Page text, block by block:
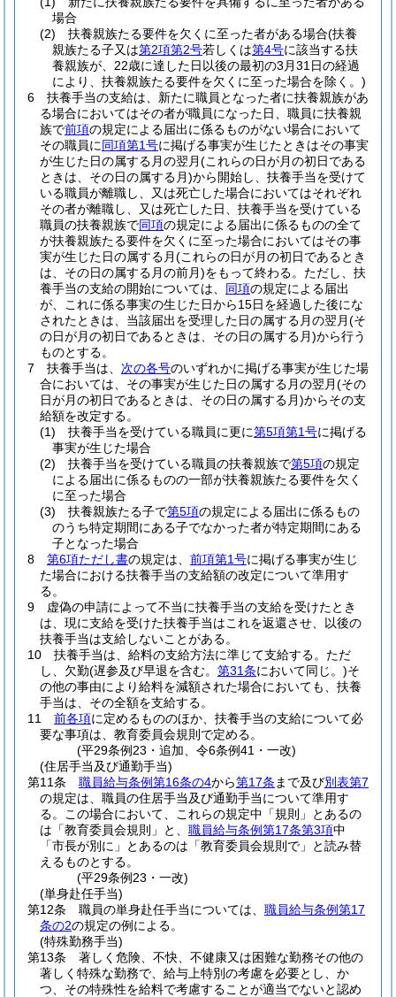
場合
(2)
扶養親族たる要件を欠くに至った者がある場合(扶養
親族たる子又は第2項第2号若しくは第4号に該当する扶
養親族が、22歳に達した日以後の最初の3月31日の経過
により、扶養親族たる要件を欠くに至った場合を除く。)
6
扶養手当の支給は、新たに職員となった者に扶養親族があ
る場合においてはその者が職員になった日、職員に扶養親
族で前項の規定による届出に係るものがない場合において
その職員に同項第1号に掲げる事実が生じたときはその事実
が生じた日の属する月の翌月(これらの日が月の初日である
ときは、その日の属する月)から開始し、扶養手当を受けて
いる職員が離職し、又は死亡した場合においてはそれぞれ
その者が離職し、又は死亡した日、扶養手当を受けている
職員の扶養親族で同項の規定による届出に係るものの全て
が扶養親族たる要件を欠くに至った場合においてはその事
実が生じた日の属する月(これらの日が月の初日であるとき
は、その日の属する月の前月)をもって終わる。 ただし、扶
養手当の支給の開始については、 同項の規定による届出
が、これに係る事実の生じた日から15日を経過した後にな
されたときは、当該届出を受理した日の属する月の翌月(そ
の日が月の初日であるときは、その日の属する月)から行う
ものとする。
7
扶養手当は、 次の各号のいずれかに掲げる事実が生じた場
合においては、その事実が生じた日の属する月の翌月(その
日が月の初日であるときは、その日の属する月)からその支
給額を改定する。
(1)
扶養手当を受けている職員に更に第5項第1号に掲げる
事実が生じた場合
(2)
扶養手当を受けている職員の扶養親族で第5項の規定
による届出に係るものの一部が扶養親族たる要件を欠く
に至った場合
(3)
扶養親族たる子で第5項の規定による届出に係るもの
のうち特定期間にある子でなかった者が特定期間にある
子となった場合
8
第6項ただし書の規定は、 前項第1号に掲げる事実が生じ
た場合における扶養手当の支給額の改定について準用す
る。
9
虚偽の申請によって不当に扶養手当の支給を受けたとき
は、現に支給を受けた扶養手当はこれを返還させ、以後の
扶養手当は支給しないことがある。
10
扶養手当は、給料の支給方法に準じて支給する。 ただ
し、欠勤(遅参及び早退を含む。 第31条において同じ。)そ
の他の事由により給料を減額された場合においても、扶養
手当は、その全額を支給する。
11
前各項に定めるもののほか、扶養手当の支給について必
要な事項は、教育委員会規則で定める。
(平29条例23・追加、令6条例41・一改)
(住居手当及び通勤手当)
第11条
職員給与条例第16条の4から第17条 まで及び別表第7
の規定は、職員の住居手当及び通勤手当について準用す
る。
この場合において、これらの規定中「規則」とあるの
は「教育委員会規則」と、 職員給与条例第17条第3項中
「市長が別に」とあるのは「教育委員会規則で」と読み替
えるものとする。
(平29条例23・一改)
(単身赴任手当)
第12条
職員の単身赴任手当については、 職員給与条例第17
条の2の規定の例による。
(特殊勤務手当)
第13条
著しく危険、不快、不健康又は困難な勤務その他の
著しく特殊な勤務で、給与上特別の考慮を必要とし、か
つ、その特殊性を給料で考慮することが適当でないと認め